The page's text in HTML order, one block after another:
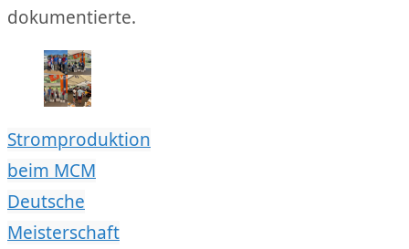
dokumentierte.
Stromproduktion
beim MCM
Deutsche
Meisterschaft